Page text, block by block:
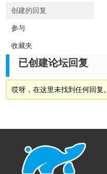
创建的回复
参与
收藏夹
已创建论坛回复
哎呀，在这里未找到任何回复。